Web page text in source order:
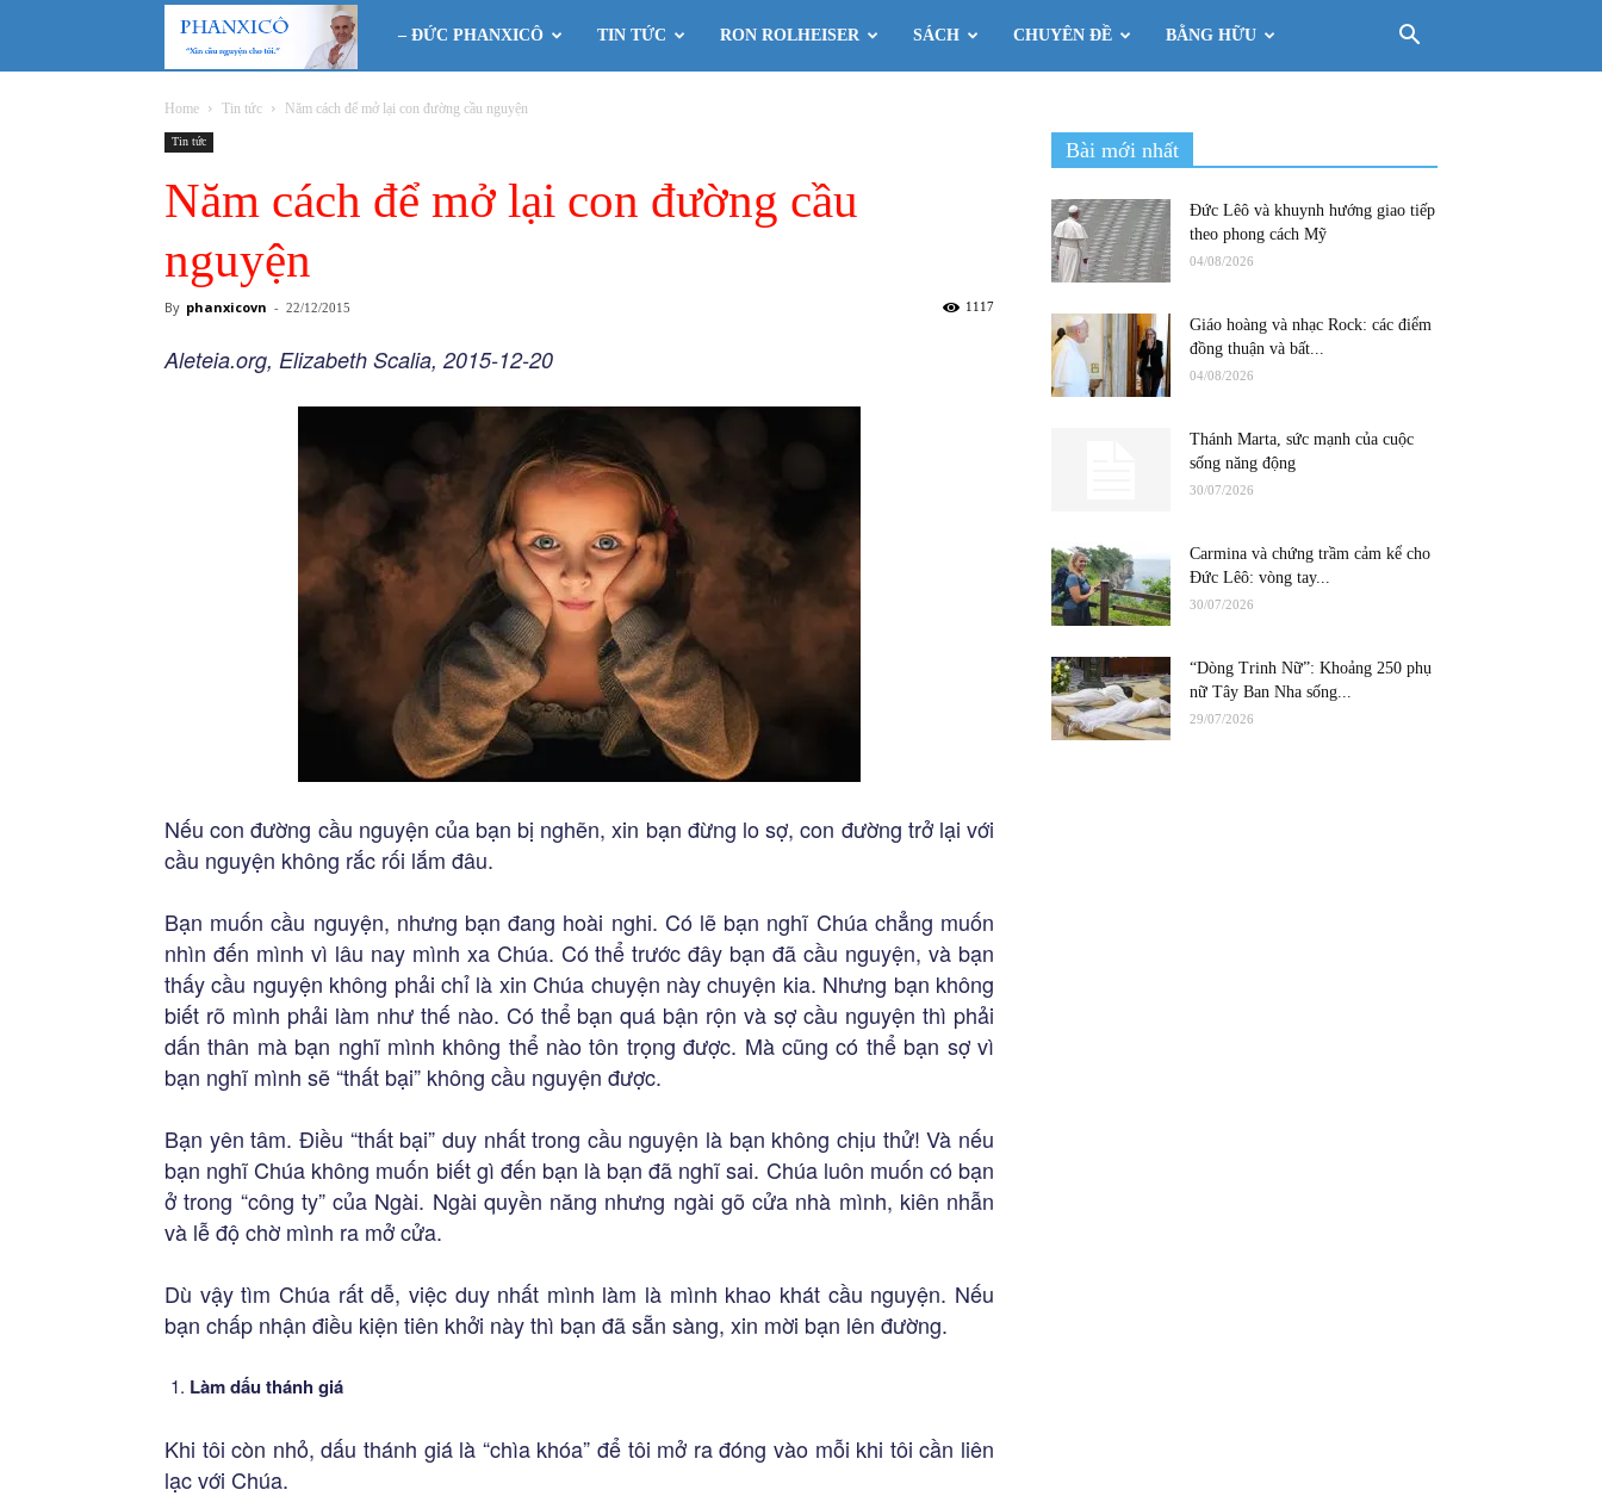
Phanxicô
– ĐỨC PHANXICÔ TIN TỨC RON ROLHEISER SÁCH CHUYÊN ĐỀ BẰNG HỮU
Home Tin tức Năm cách để mở lại con đường cầu nguyện
Tin tức
Năm cách để mở lại con đường cầu
nguyện
By phanxicovn - 22/12/2015 1117
Aleteia.org, Elizabeth Scalia, 2015-12-20
Nếu con đường cầu nguyện của bạn bị nghẽn, xin bạn đừng lo sợ, con đường trở lại với
cầu nguyện không rắc rối lắm đâu.
Bạn muốn cầu nguyện, nhưng bạn đang hoài nghi. Có lẽ bạn nghĩ Chúa chẳng muốn
nhìn đến mình vì lâu nay mình xa Chúa. Có thể trước đây bạn đã cầu nguyện, và bạn
thấy cầu nguyện không phải chỉ là xin Chúa chuyện này chuyện kia. Nhưng bạn không
biết rõ mình phải làm như thế nào. Có thể bạn quá bận rộn và sợ cầu nguyện thì phải
dấn thân mà bạn nghĩ mình không thể nào tôn trọng được. Mà cũng có thể bạn sợ vì
bạn nghĩ mình sẽ “thất bại” không cầu nguyện được.
Bạn yên tâm. Điều “thất bại” duy nhất trong cầu nguyện là bạn không chịu thử! Và nếu
bạn nghĩ Chúa không muốn biết gì đến bạn là bạn đã nghĩ sai. Chúa luôn muốn có bạn
ở trong “công ty” của Ngài. Ngài quyền năng nhưng ngài gõ cửa nhà mình, kiên nhẫn
và lễ độ chờ mình ra mở cửa.
Dù vậy tìm Chúa rất dễ, việc duy nhất mình làm là mình khao khát cầu nguyện. Nếu
bạn chấp nhận điều kiện tiên khởi này thì bạn đã sẵn sàng, xin mời bạn lên đường.
Làm dấu thánh giá
Khi tôi còn nhỏ, dấu thánh giá là “chìa khóa” để tôi mở ra đóng vào mỗi khi tôi cần liên
lạc với Chúa.
Bài mới nhất
Đức Lêô và khuynh hướng giao tiếp
theo phong cách Mỹ
04/08/2026
Giáo hoàng và nhạc Rock: các điểm
đồng thuận và bất...
04/08/2026
Thánh Marta, sức mạnh của cuộc
sống năng động
30/07/2026
Carmina và chứng trầm cảm kể cho
Đức Lêô: vòng tay...
30/07/2026
“Dòng Trinh Nữ”: Khoảng 250 phụ
nữ Tây Ban Nha sống...
29/07/2026